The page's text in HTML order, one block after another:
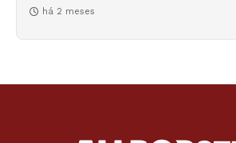
há 2 meses